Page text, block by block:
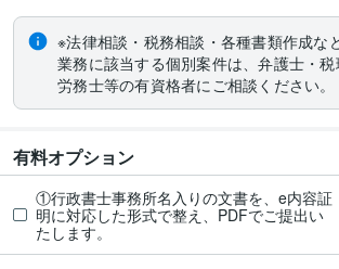
※法律相談・税務相談・各種書類作成な
業務に該当する個別案件は、弁護士・
労務士等の有資格者にご相談ください。
有料オプション
①行政書士事務所名入りの文書を、e内容証
明に対応した形式で整え、PDFでご提出い
たします。